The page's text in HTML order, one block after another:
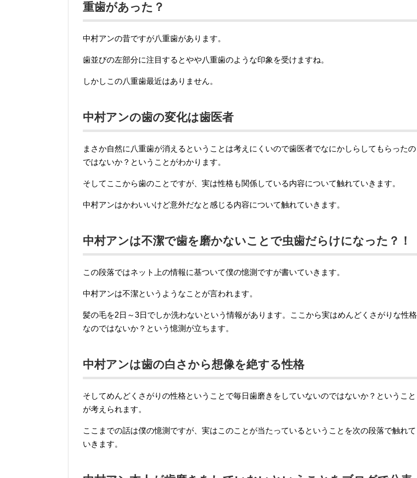
重歯があった？
中村アンの昔ですが八重歯があります。
歯並びの左部分に注目するとやや八重歯のような印象を受けますね。
しかしこの八重歯最近はありません。
中村アンの歯の変化は歯医者
まさか自然に八重歯が消えるということは考えにくいので歯医者でなにかしらしてもらったの
ではないか？ということがわかります。
そしてここから歯のことですが、実は性格も関係している内容について触れていきます。
中村アンはかわいいけど意外だなと感じる内容について触れていきます。
中村アンは不潔で歯を磨かないことで虫歯だらけになった？！
この段落ではネット上の情報に基ついて僕の憶測ですが書いていきます。
中村アンは不潔というようなことが言われます。
髪の毛を2日～3日でしか洗わないという情報があります。ここから実はめんどくさがりな性格
なのではないか？という憶測が立ちます。
中村アンは歯の白さから想像を絶する性格
そしてめんどくさがりの性格ということで毎日歯磨きをしていないのではないか？ということ
が考えられます。
ここまでの話は僕の憶測ですが、実はこのことが当たっているということを次の段落で触れて
いきます。